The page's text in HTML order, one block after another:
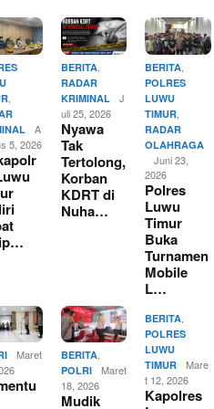
A
5, 2026
BERITA,
RADAR
KRIMINAL
J
uli 25, 2026
Nyawa
Tak
Tertolong,
Korban
KDRT di
Nuha…
BERITA
POLRES
LUWU
TIMUR
RADAR
OLAHRAGA
Juni 23,
2026
Polres
Luwu
Timur
Buka
Turnamen
Mobile
L…
Maret
BERITA,
POLRI
Maret
18, 2026
Mudik
BERITA
POLRES
LUWU
TIMUR
Mare
t 12, 2026
Kapolres